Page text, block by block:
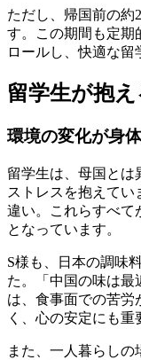
ただし、帰国前の約
す。この期間も定期
ロールし、快適な留
留学生が抱
環境の変化が身
留学生は、母国とは
ストレスを抱えて
違い。これらすべて
となっています。
S様も、日本の調味
た。「中国の味は最
は、食事面での苦労
く、心の安定にも重
また、一人暮らし